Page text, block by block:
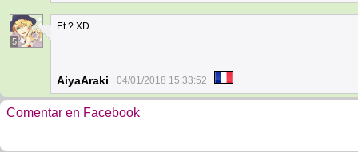
5
Et ? XD
AiyaAraki 04/01/2018 15:33:52
Comentar en Facebook